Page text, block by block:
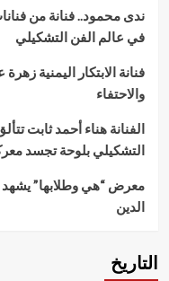
ندى محمود.. فنانة من
في عالم الفن التشكيلي
فنانة الابتكار اليمنية
والاحتفاء
الفنانة هناء أحمد ثابت
التشكيلي بلوحة تجسد
معرض “هي وطلابها” يشهد
الدين
التاريخ